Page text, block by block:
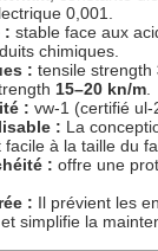
0,001.
: stable face aux
chimiques.
: tensile strength
15–20 kn/m
: vw-1 (certifié ul-
: La
à la taille du
: offre une
: Il prévient les
simplifie la